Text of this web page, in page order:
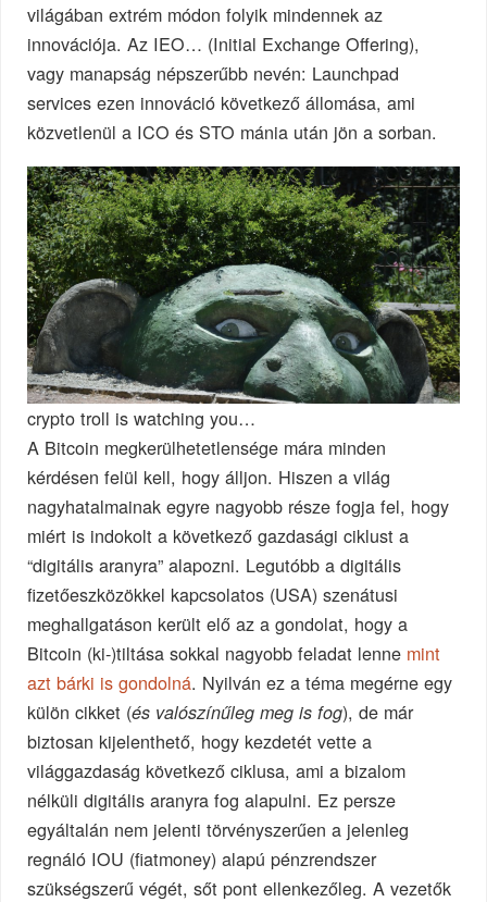
világában extrém módon folyik mindennek az
innovációja. Az IEO… (Initial Exchange Offering),
vagy manapság népszerűbb nevén: Launchpad
services ezen innováció következő állomása, ami
közvetlenül a ICO és STO mánia után jön a sorban.
crypto troll is watching you…
A Bitcoin megkerülhetetlensége mára minden
kérdésen felül kell, hogy álljon. Hiszen a világ
nagyhatalmainak egyre nagyobb része fogja fel, hogy
miért is indokolt a következő gazdasági ciklust a
“digitális aranyra” alapozni. Legutóbb a digitális
fizetőeszközökkel kapcsolatos (USA) szenátusi
meghallgatáson került elő az a gondolat, hogy a
Bitcoin (ki-)tiltása sokkal nagyobb feladat lenne mint
azt bárki is gondolná. Nyilván ez a téma megérne egy
külön cikket (és valószínűleg meg is fog), de már
biztosan kijelenthető, hogy kezdetét vette a
világgazdaság következő ciklusa, ami a bizalom
nélküli digitális aranyra fog alapulni. Ez persze
egyáltalán nem jelenti törvényszerűen a jelenleg
regnáló IOU (fiatmoney) alapú pénzrendszer
szükségszerű végét, sőt pont ellenkezőleg. A vezetők